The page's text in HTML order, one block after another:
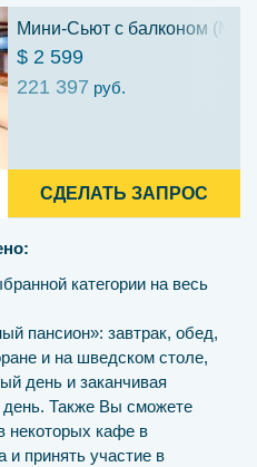
Мини-Сьют с балконом (ME)
$ 2 599
221 397 руб.
СДЕЛАТЬ ЗАПРОС
категории на весь
пансион»: завтрак, обед,
и на шведском столе,
день и заканчивая
день. Также Вы сможете
некоторых кафе в
и принять участие в